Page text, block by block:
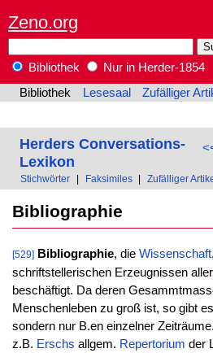
Zeno.org
Bibliothek
Nur in Herder-1854
Bibliothek
Lesesaal Zufälliger
Herders Conversations-
Lexikon
Stichwörter Faksimiles Zufälliger
Bibliographie
[529] Bibliographie, die Wissenschaft
schriftstellerischen Erzeugnissen aller
beschäftigt. Da deren
Menschenleben zu groß ist, so gibt
sondern nur B.en einzelner
z.B. Erschs allgem. Repertorium der